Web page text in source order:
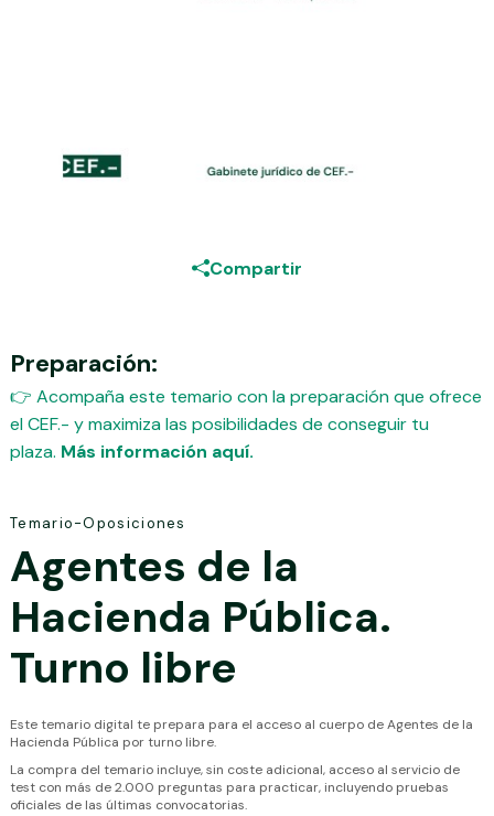
Compartir
Preparación:
👉 Acompaña este temario con la preparación que ofrece
el CEF.- y maximiza las posibilidades de conseguir tu
plaza. Más información aquí.
Temario-Oposiciones
Agentes de la
Hacienda Pública.
Turno libre
Este temario digital te prepara para el acceso al cuerpo de Agentes de la
Hacienda Pública por turno libre.
La compra del temario incluye, sin coste adicional, acceso al servicio de
test con más de 2.000 preguntas para practicar, incluyendo pruebas
oficiales de las últimas convocatorias.